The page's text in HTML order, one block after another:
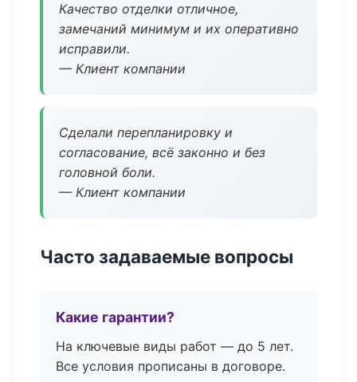
Качество отделки отличное,
замечаний минимум и их оперативно
исправили.
— Клиент компании
Сделали перепланировку и
согласование, всё законно и без
головной боли.
— Клиент компании
Часто задаваемые вопросы
Какие гарантии?
На ключевые виды работ — до 5 лет.
Все условия прописаны в договоре.